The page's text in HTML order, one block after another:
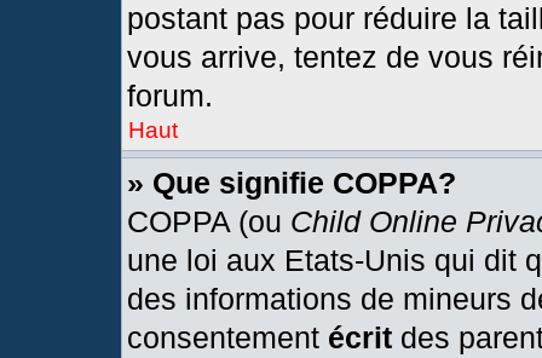
postant pas pour réduire la
vous arrive, tentez de vous
forum.
Haut
» Que signifie COPPA?
COPPA (ou Child Online
une loi aux Etats-Unis qui dit
des informations de mineurs
consentement écrit des